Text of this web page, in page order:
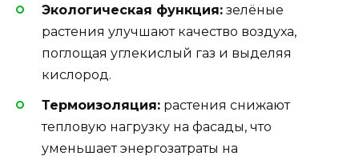
Экологическая функция: зелёные
растения улучшают качество воздуха,
поглощая углекислый газ и выделяя
кислород.
Термоизоляция: растения снижают
тепловую нагрузку на фасады, что
уменьшает энергозатраты на